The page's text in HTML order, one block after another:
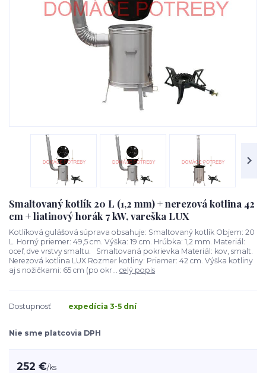
Smaltovaný kotlík 20 L (1,2 mm) + nerezová kotlina 42
cm + liatinový horák 7 kW, vareška LUX
Kotlíková gulášová súprava obsahuje: Smaltovaný kotlík Objem: 20
L. Horný priemer: 49,5 cm. Výška: 19 cm. Hrúbka: 1,2 mm. Materiál:
oceľ, dve vrstvy smaltu. Smaltovaná pokrievka Materiál: kov, smalt.
Nerezová kotlina LUX Rozmer kotliny: Priemer: 42 cm. Výška kotliny
aj s nožičkami: 65 cm (po okr... celý popis
Dostupnosť expedícia 3-5 dní
Nie sme platcovia DPH
252 €/ks